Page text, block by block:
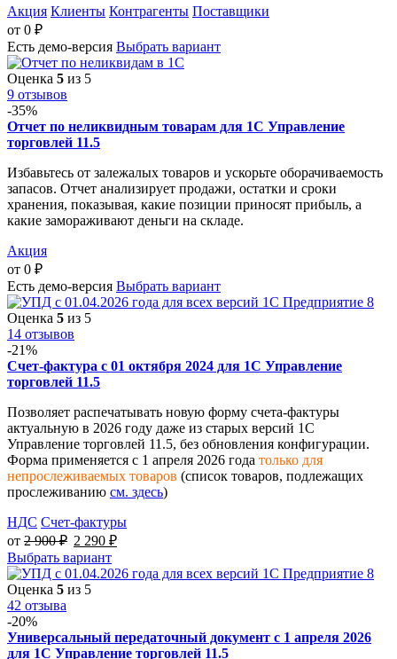
Акция Клиенты Контрагенты Поставщики
от 0 ₽
Есть демо-версия Выбрать вариант
Оценка 5 из 5
9 отзывов
-35%
Отчет по неликвидным товарам для 1С Управление
торговлей 11.5
Избавьтесь от залежалых товаров и ускорьте оборачиваемость
запасов. Отчет анализирует продажи, остатки и сроки
хранения, показывая, какие позиции приносят прибыль, а
какие замораживают деньги на складе.
Акция
от 0 ₽
Есть демо-версия Выбрать вариант
Оценка 5 из 5
14 отзывов
-21%
Счет-фактура с 01 октября 2024 для 1С Управление
торговлей 11.5
Позволяет распечатывать новую форму счета-фактуры
актуальную в 2026 году даже из старых версий 1С
Управление торговлей 11.5, без обновления конфигурации.
Форма применяется с 1 апреля 2026 года только для
непрослеживаемых товаров (список товаров, подлежащих
прослеживанию см. здесь)
НДС Счет-фактуры
от 2 900₽ 2 290 ₽
Выбрать вариант
Оценка 5 из 5
42 отзыва
-20%
Универсальный передаточный документ с 1 апреля 2026
для 1С Управление торговлей 11.5